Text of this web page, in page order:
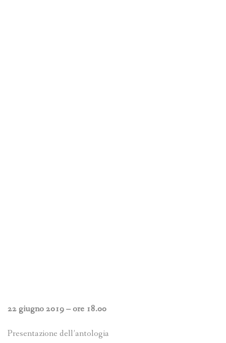
22 giugno 2019 – ore 18.00
Presentazione dell’antologia